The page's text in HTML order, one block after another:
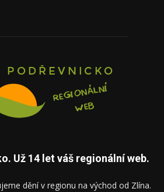
Už 14 let váš regionální web.
dění v regionu na východ od Zlína.